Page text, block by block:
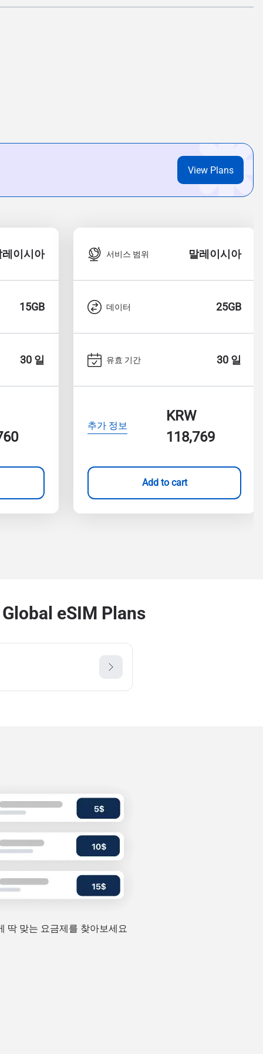
View Plans
레이시아
15GB
30 일
서비스 범위 말레이시아
데이터 25GB
유효 기간 30 일
추가 정보
KRW
118,769
Add to cart
eSIM Plans
딱 맞는 요금제를 찾아보세요